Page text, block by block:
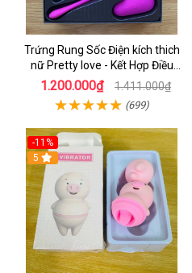
Trứng Rung Sốc Điện kích thich
nữ Pretty love - Kết Hợp Điều
Khiển Từ xa cho Nữ Tụe Sướng
1.200.000₫ 1.411.000₫
(699)
-11%
5